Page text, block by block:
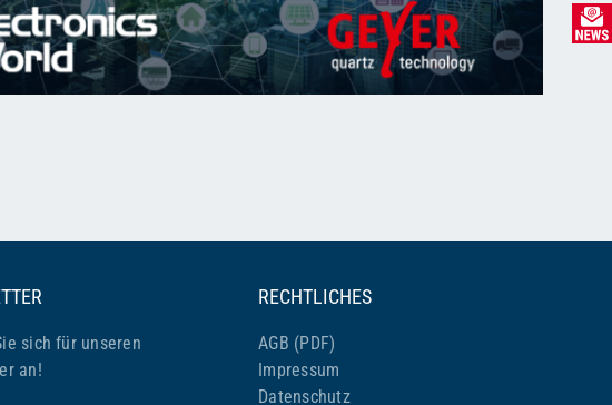
sich für unseren
an!
RECHTLICHES
AGB (PDF)
Impressum
Datenschutz